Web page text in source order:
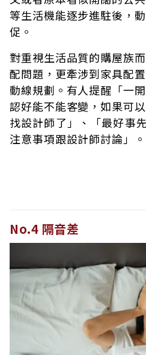
等生活機能逐步進駐後，
促。
對重視生活品質的購屋族
配問題，更牽涉到家具配
動線規劃。有人提醒「一
認好能不能客變，如果可
找設計師了」、「最好事
注意事項跟設計師討論」。
No.4 隔音差